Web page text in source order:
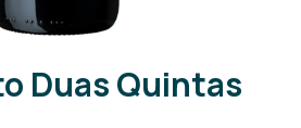
Duas Quintas